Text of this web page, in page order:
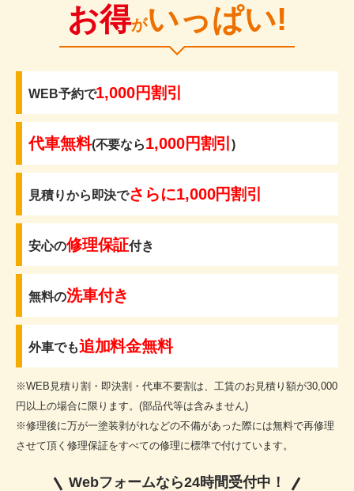
お得がいっぱい!
WEB予約で1,000円割引
代車無料(不要なら1,000円割引)
見積りから即決でさらに1,000円割引
安心の修理保証付き
無料の洗車付き
外車でも追加料金無料
※WEB見積り割・即決割・代車不要割は、工賃のお見積り額が30,000
円以上の場合に限ります。(部品代等は含みません)
※修理後に万が一塗装剥がれなどの不備があった際には無料で再修理
させて頂く修理保証をすべての修理に標準で付けています。
Webフォームなら24時間受付中！